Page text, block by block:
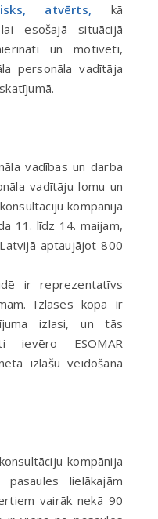
atvērts, kā
esošajā situācijā
un motivēti,
personāla vadītāja
vadības un darba
vadītāju lomu un
kompānija
11. līdz 14. maijam,
aptaujājot 800
ir reprezentatīvs
Izlases kopa ir
izlasi, un tās
ievēro ESOMAR
izlašu veidošanā
kompānija
lielākajām
vairāk nekā 90